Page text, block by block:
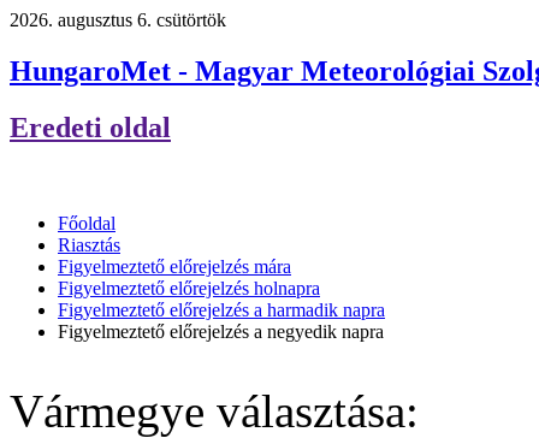
2026. augusztus 6. csütörtök
HungaroMet - Magyar Meteorológiai
Eredeti oldal
Főoldal
Riasztás
Figyelmeztető előrejelzés mára
Figyelmeztető előrejelzés holnapra
Figyelmeztető előrejelzés a harmadik napra
Figyelmeztető előrejelzés a negyedik napra
Vármegye választása: